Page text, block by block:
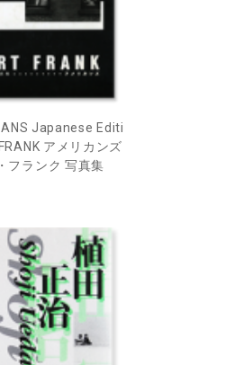
Japanese Editi
アメリカンズ
フランク 写真集